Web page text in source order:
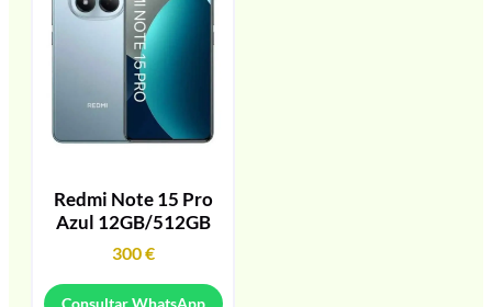
Redmi Note 15 Pro
Azul 12GB/512GB
300€
Consultar WhatsApp